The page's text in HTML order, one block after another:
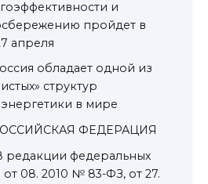
и
пройдет в
апреля
обладает одной из
структур
в мире
ФЕДЕРАЦИЯ
редакции федеральных
от 08. 2010 № 83-ФЗ, от 27.